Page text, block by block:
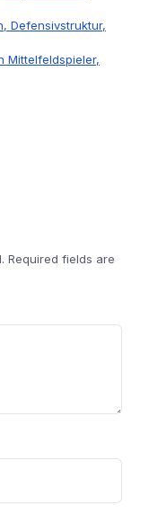
Defensivstruktur,
Mittelfeldspieler,
Required fields are